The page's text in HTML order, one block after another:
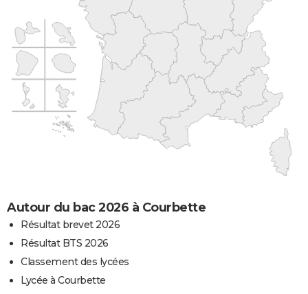
Autour du bac 2026 à Courbette
Résultat brevet 2026
Résultat BTS 2026
Classement des lycées
Lycée à Courbette